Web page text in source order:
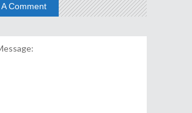
Comment